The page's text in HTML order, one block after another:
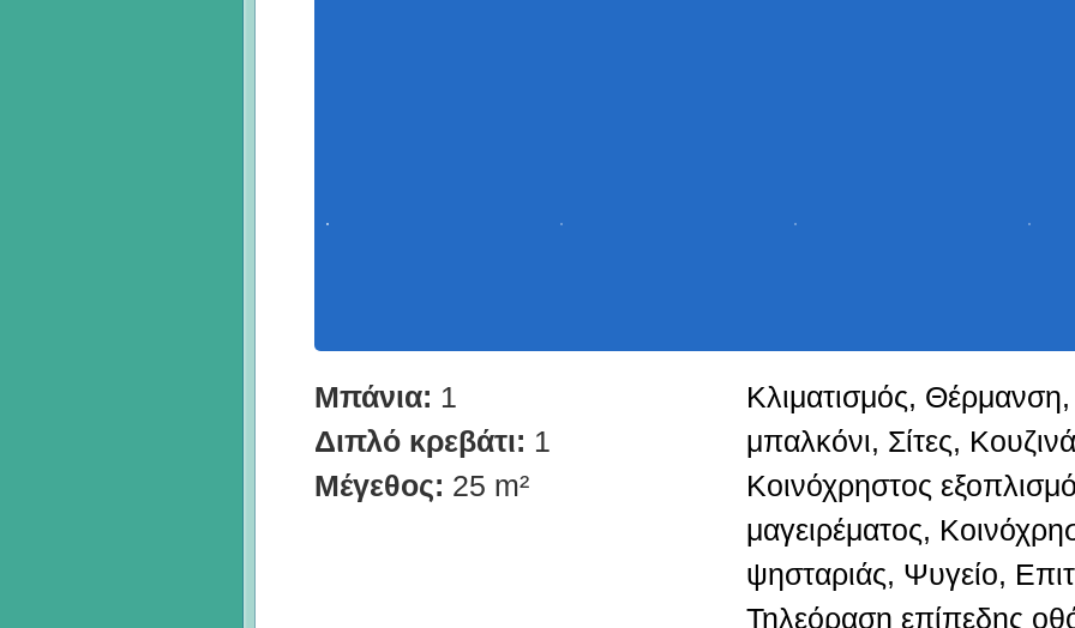
Μπάνια: 1
Διπλό κρεβάτι: 1
Μέγεθος: 25 m²
Κλιματισμός,
μπαλκόνι, Σίτες,
Κοινόχρηστος
μαγειρέματος,
ψησταριάς, Ψυγείο,
Τηλεόραση επίπεδης